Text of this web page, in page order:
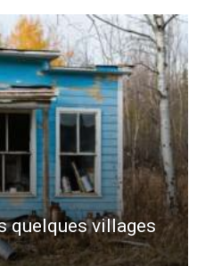
quelques villages